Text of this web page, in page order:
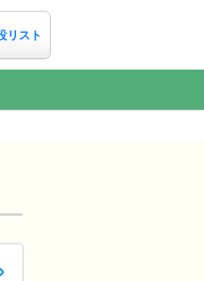
リスト